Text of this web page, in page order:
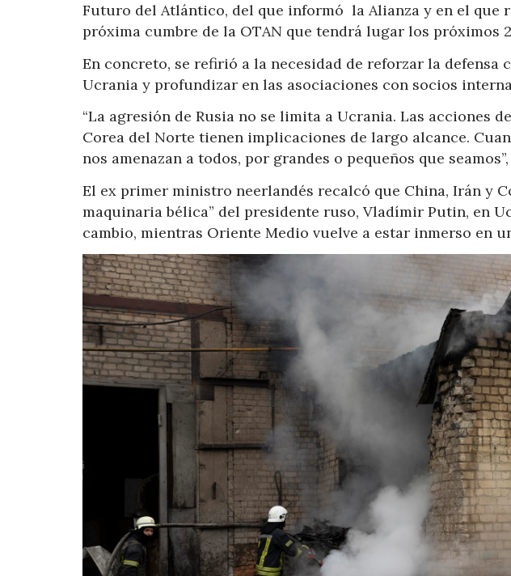
Futuro del Atlántico, del que informó la Alianza y en el que
próxima cumbre de la OTAN que tendrá lugar los próximos
En concreto, se refirió a la necesidad de reforzar la defensa
Ucrania y profundizar en las asociaciones con socios
“La agresión de Rusia no se limita a Ucrania. Las acciones
Corea del Norte tienen implicaciones de largo alcance.
nos amenazan a todos, por grandes o pequeños que
El ex primer ministro neerlandés recalcó que China, Irán y
maquinaria bélica” del presidente ruso, Vladímir Putin, en
cambio, mientras Oriente Medio vuelve a estar inmerso en